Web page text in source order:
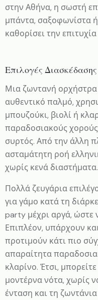
στην Αθήνα, η σωστή
μπάντα, σαξοφωνίστα
καθορίσει την
Επιλογές Διασκέδασης
Μια ζωντανή
αυθεντικό παλμό,
μπουζούκι, βιολί ή
παραδοσιακούς
συρτός. Από την άλλη
ασταμάτητη ροή
χωρίς κενά διαστήματα.
Πολλά ζευγάρια
για γάμο κατά τη
party μέχρι αργά, ώστε
Επιπλέον, υπάρχουν
προτιμούν κάτι πιο
απαραίτητα
κλαρίνο. Έτσι,
μοντέρνα νότα, χωρίς
ένταση και τη